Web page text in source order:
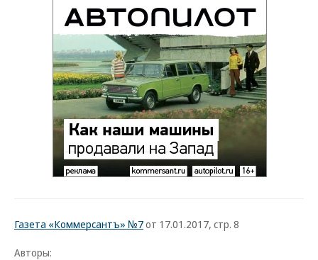
Газета «Коммерсантъ» №7от 17.01.2017, стр. 8
Авторы: